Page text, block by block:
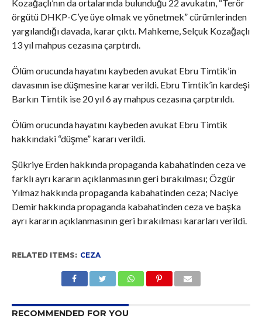
Kozağaçlı’nın da ortalarında bulunduğu 22 avukatın, “Terör
örgütü DHKP-C’ye üye olmak ve yönetmek” cürümlerinden
yargılandığı davada, karar çıktı. Mahkeme, Selçuk Kozağaçlı
13 yıl mahpus cezasına çarptırdı.
Ölüm orucunda hayatını kaybeden avukat Ebru Timtik’in
davasının ise düşmesine karar verildi. Ebru Timtik’in kardeşi
Barkın Timtik ise 20 yıl 6 ay mahpus cezasına çarptırıldı.
Ölüm orucunda hayatını kaybeden avukat Ebru Timtik
hakkındaki “düşme” kararı verildi.
Şükriye Erden hakkında propaganda kabahatinden ceza ve
farklı ayrı kararın açıklanmasının geri bırakılması; Özgür
Yılmaz hakkında propaganda kabahatinden ceza; Naciye
Demir hakkında propaganda kabahatinden ceza ve başka
ayrı kararın açıklanmasının geri bırakılması kararları verildi.
RELATED ITEMS: CEZA
RECOMMENDED FOR YOU